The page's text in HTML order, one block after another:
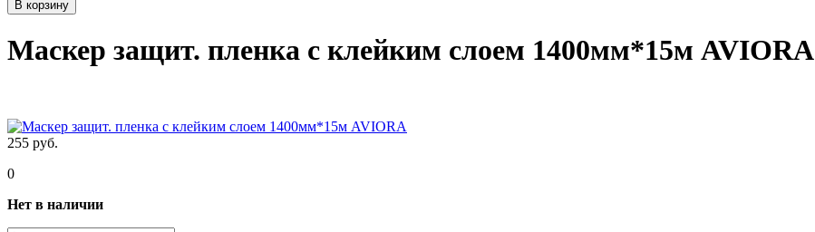
В корзину
Маскер защит. пленка с клейким слоем 1400мм*15м AVIORA
255 руб.
0
Нет в наличии